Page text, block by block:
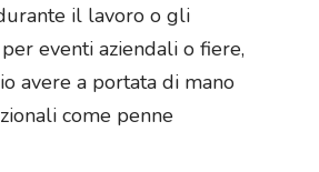
il lavoro o gli
eventi aziendali o fiere,
avere a portata di mano
come penne